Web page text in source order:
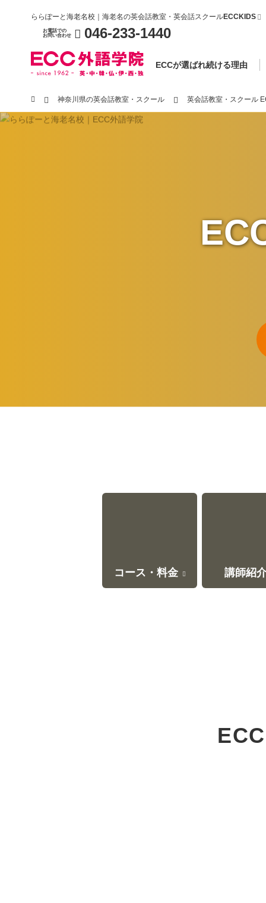
ららぽーと海老名校｜海老名の英会話教室・英会話スクールECCKIDS
お電話での
お問い合わせ
046-233-1440
ECCが選ばれ続ける理由
神奈川県の英会話教室・スクール 英会話教室・スクール
コース・料金 講師紹